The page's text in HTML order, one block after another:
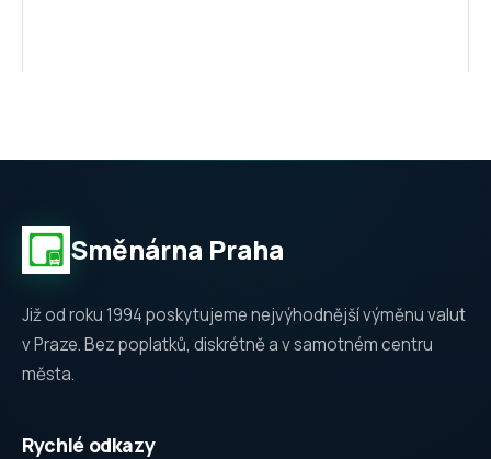
Směnárna Praha
Již od roku 1994 poskytujeme nejvýhodnější výměnu valut
v Praze. Bez poplatků, diskrétně a v samotném centru
města.
Rychlé odkazy